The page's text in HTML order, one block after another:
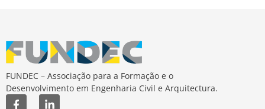
FUNDEC – Associação para a Formação e o
Desenvolvimento em Engenharia Civil e Arquitectura.